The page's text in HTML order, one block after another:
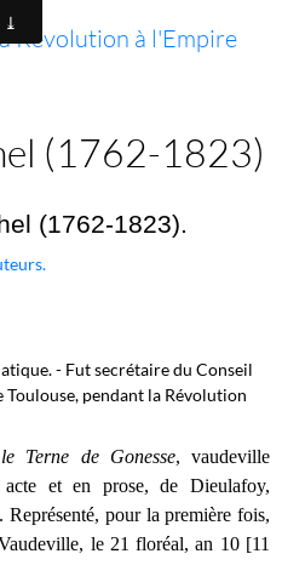
Révolution à l'Empire
(1762-1823)
(1762-1823).
- Fut secrétaire du Conseil
Toulouse, pendant la Révolution
le Terne de Gonesse, vaudeville
et en prose, de Dieulafoy,
Représenté, pour la première fois,
le 21 floréal, an 10 [11